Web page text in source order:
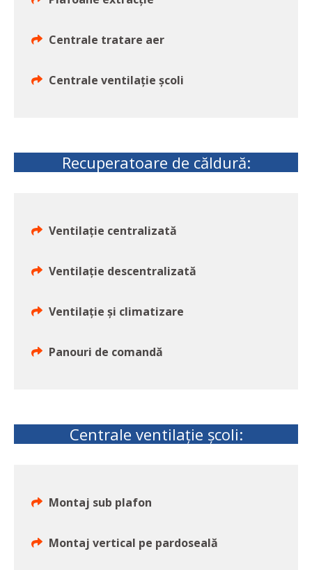
Centrale tratare aer
Centrale ventilație școli
Recuperatoare de căldură:
Ventilație centralizată
Ventilație descentralizată
Ventilație și climatizare
Panouri de comandă
Centrale ventilație școli:
Montaj sub plafon
Montaj vertical pe pardoseală